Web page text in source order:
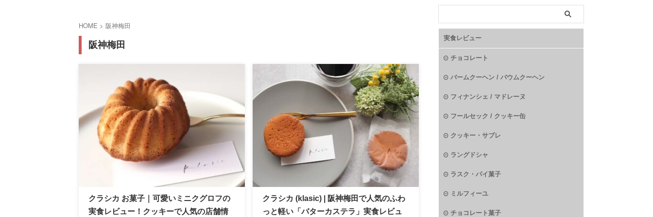
HOME > 阪神梅田
阪神梅田
クラシカ お菓子｜可愛いミニクグロフの
実食レビュー！クッキーで人気の店舗情
クラシカ (klasic) | 阪神梅田で人気のふわ
っと軽い「バターカステラ」実食レビュ
実食レビュー
チョコレート
バームクーヘン / バウムクーヘン
フィナンシェ / マドレーヌ
フールセック / クッキー缶
クッキー・サブレ
ラングドシャ
ラスク・パイ菓子
ミルフィーユ
チョコレート菓子